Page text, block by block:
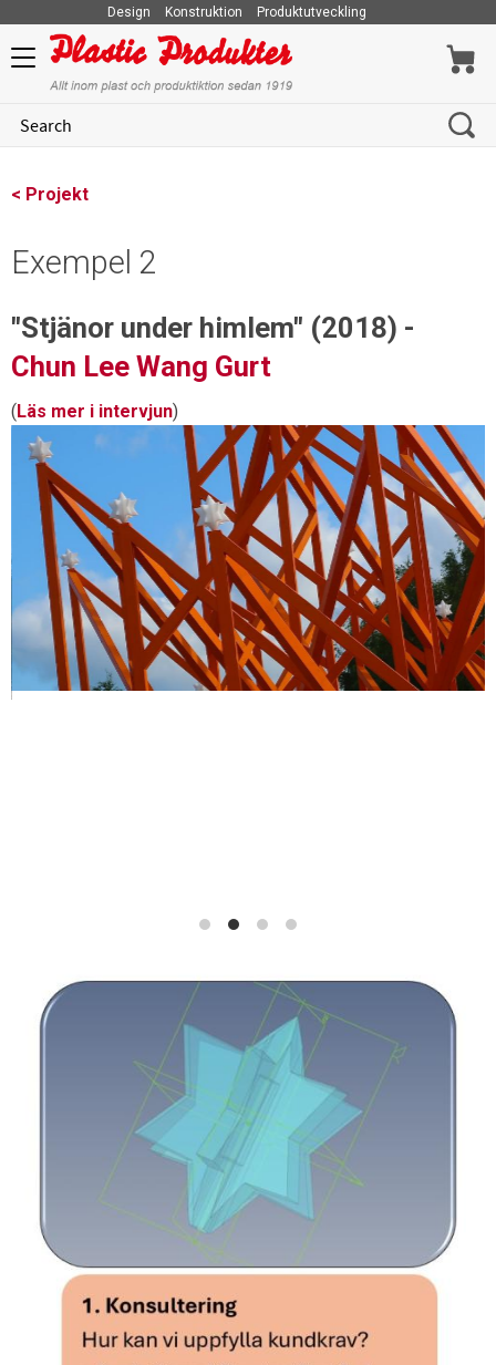
Menu
Konstruktion Produktutveckling
< Projekt
Exempel 2
"Stjänor under himlem" (2018) -
Chun Lee Wang Gurt
(Läs mer i intervjun)